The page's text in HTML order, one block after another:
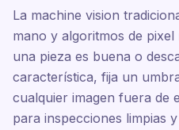
La machine vision
mano y algoritmos de
una pieza es buena o
característica, fija un
cualquier imagen fuera de
para inspecciones limpias